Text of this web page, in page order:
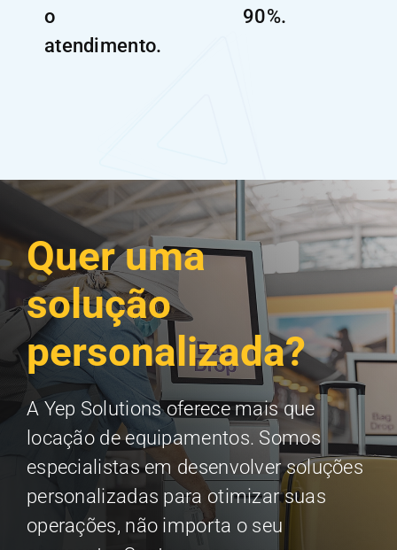
o
atendimento.
90%.
Quer uma
solução
personalizada?
A Yep Solutions oferece mais que
locação de equipamentos. Somos
especialistas em desenvolver soluções
personalizadas para otimizar suas
operações, não importa o seu